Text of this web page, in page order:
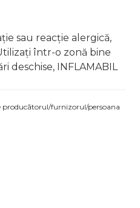
sau reacție alergică,
într-o zonă bine
deschise, INFLAMABIL
producătorul/furnizorul/persoana